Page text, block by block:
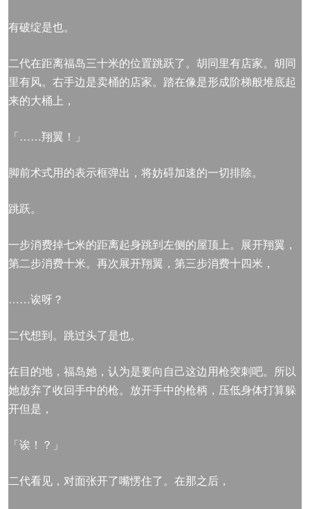
有破绽是也。
二代在距离福岛三十米的位置跳跃了。胡同里有店家。胡同
里有风。右手边是卖桶的店家。踏在像是形成阶梯般堆底起
来的大桶上，
「……翔翼！」
脚前术式用的表示框弹出，将妨碍加速的一切排除。
跳跃。
一步消费掉七米的距离起身跳到左侧的屋顶上。展开翔翼，
第二步消费十米。再次展开翔翼，第三步消费十四米，
……诶呀？
二代想到。跳过头了是也。
在目的地，福岛她，认为是要向自己这边用枪突刺吧。所以
她放弃了收回手中的枪。放开手中的枪柄，压低身体打算躲
开但是，
「诶！？」
二代看见，对面张开了嘴愣住了。在那之后，